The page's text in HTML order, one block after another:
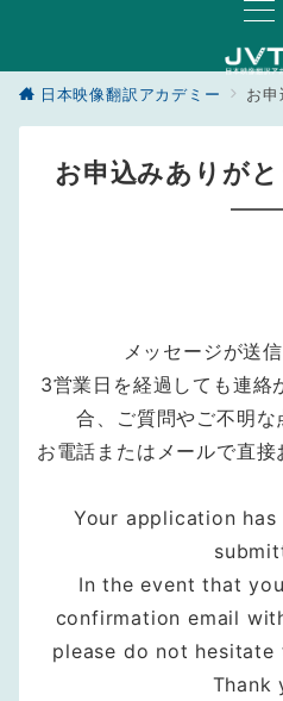
日本映像翻訳アカデミー お
お申込みありが
メッセージが送
3営業日を経過しても連絡
合、ご質問やご不明な
お電話またはメールで直接
Your application
In the event that
confirmation email
please do not
Thank